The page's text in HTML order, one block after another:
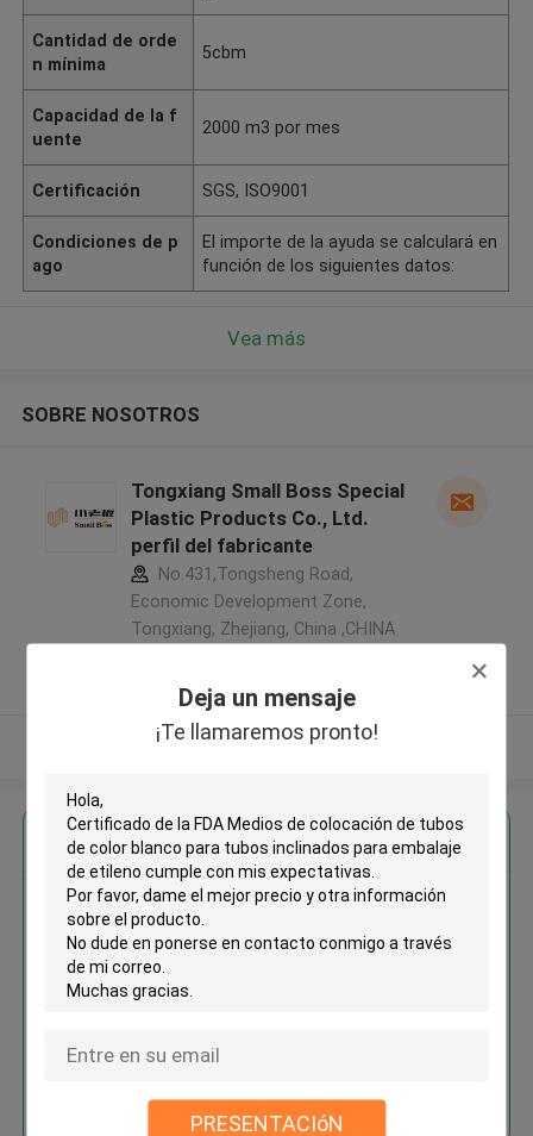
Deja un mensaje
¡Te llamaremos pronto!
PRESENTACIóN
Cantidad de orde
n mínima
5cbm
Capacidad de la f
uente
2000 m3 por mes
Certificación SGS, ISO9001
Condiciones de p
ago
El importe de la ayuda se calculará en
función de los siguientes datos:
Vea más
SOBRE NOSOTROS
Tongxiang Small Boss Special
Plastic Products Co., Ltd.
perfil del fabricante
No.431,Tongsheng Road,
Economic Development Zone,
Tongxiang, Zhejiang, China ,CHINA
Proveedor verificado
Vea más
Obtenga el mejor precio por
Certificado de la FDA Medios de
colocación de tubos de color